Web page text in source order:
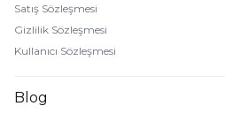
Satış Sözleşmesi
Gizlilik Sözleşmesi
Kullanıcı Sözleşmesi
Blog